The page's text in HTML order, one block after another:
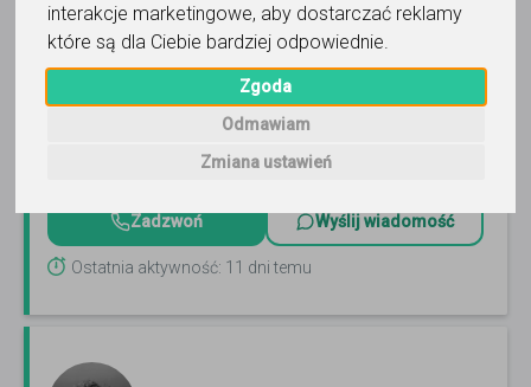
interakcje marketingowe, aby dostarczać reklamy
które są dla Ciebie bardziej odpowiednie.
Zgoda
Odmawiam
Zmiana ustawień
Wolne terminy! Korepetycje u Ciebie w domu lub online na
naszej platformie Edualy.com. Nasze korepetycje nie są
suchymi, nudnymi wykładami. Sprawdź :)
Online, Lublin i 7 innych 19opinii
Zadzwoń Wyślij wiadomość
Ostatnia aktywność: 11 dni temu